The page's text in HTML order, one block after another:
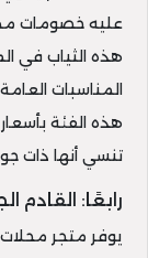
هذه الثياب في
المناسبات
هذه الفئة
تنسي أنها ذات
رابعًا: القادم